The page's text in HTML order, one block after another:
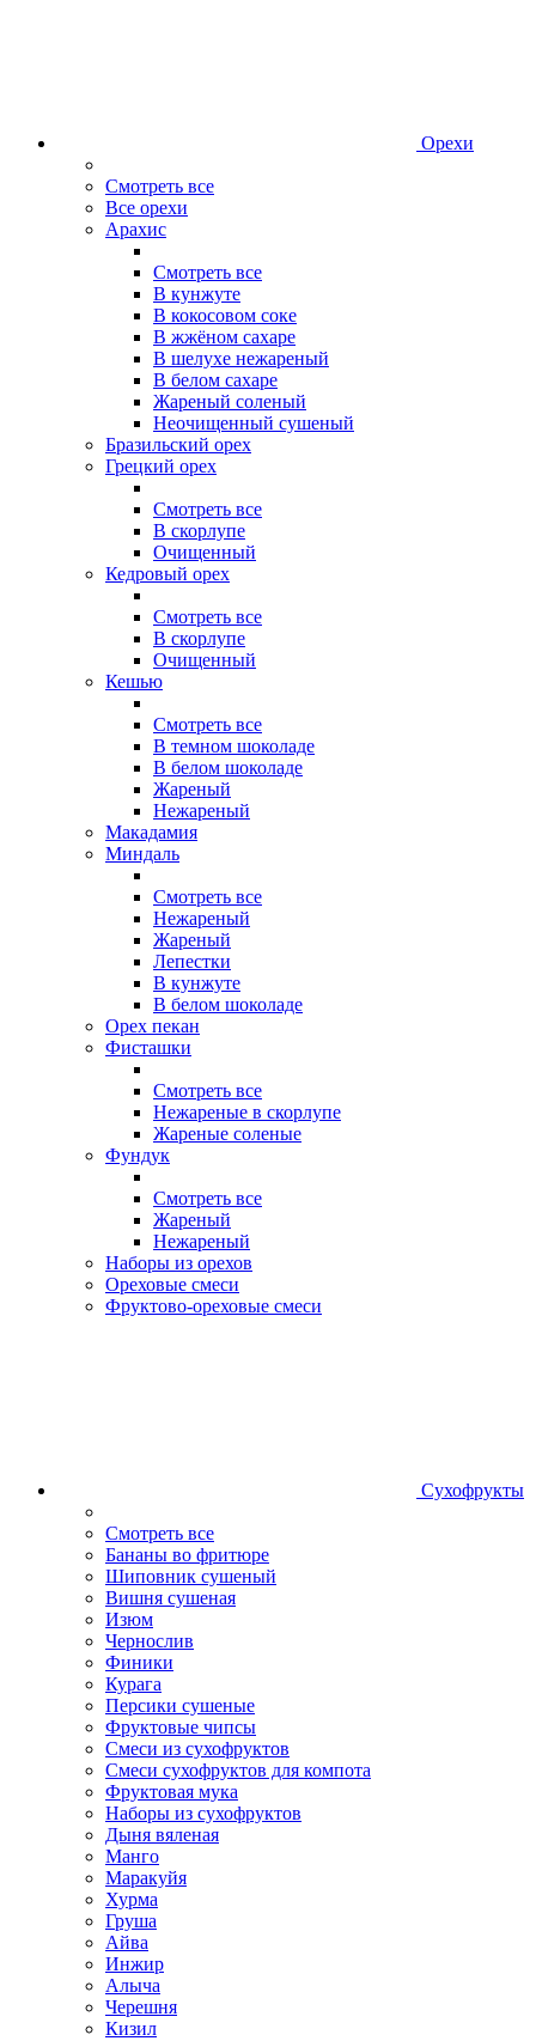
Орехи
Смотреть все
Все орехи
Арахис
Смотреть все
В кунжуте
В кокосовом соке
В жжёном сахаре
В шелухе нежареный
В белом сахаре
Жареный соленый
Неочищенный сушеный
Бразильский орех
Грецкий орех
Смотреть все
В скорлупе
Очищенный
Кедровый орех
Смотреть все
В скорлупе
Очищенный
Кешью
Смотреть все
В темном шоколаде
В белом шоколаде
Жареный
Нежареный
Макадамия
Миндаль
Смотреть все
Нежареный
Жареный
Лепестки
В кунжуте
В белом шоколаде
Орех пекан
Фисташки
Смотреть все
Нежареные в скорлупе
Жареные соленые
Фундук
Смотреть все
Жареный
Нежареный
Наборы из орехов
Ореховые смеси
Фруктово-ореховые смеси
Сухофрукты
Смотреть все
Бананы во фритюре
Шиповник сушеный
Вишня сушеная
Изюм
Чернослив
Финики
Курага
Персики сушеные
Фруктовые чипсы
Смеси из сухофруктов
Смеси сухофруктов для компота
Фруктовая мука
Наборы из сухофруктов
Дыня вяленая
Манго
Маракуйя
Хурма
Груша
Айва
Инжир
Алыча
Черешня
Кизил